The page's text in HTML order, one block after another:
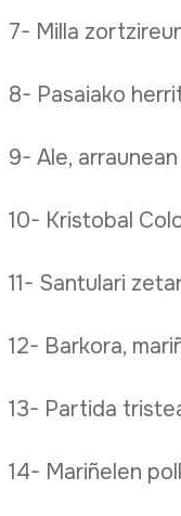
7- Milla
8- Pasaiako
9- Ale, arraunean
10- Kristobal
11- Santulari
12- Barkora,
13- Partida
14- Mariñelen